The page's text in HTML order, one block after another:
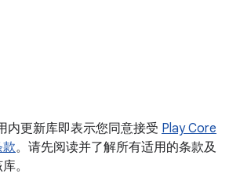
内更新库即表示您同意接受 Play Core
。请先阅读并了解所有适用的条款及
。